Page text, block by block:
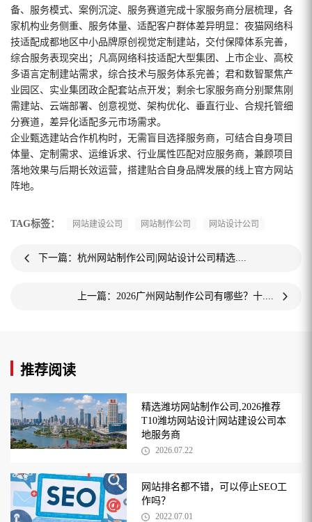
备、服务模式、案例沉淀、服务赛道完成十家服务商分层梳理，各
家机构业务侧重、服务体量、适配客户群体差异明显：夜猫网络科
技适配成都地区中小品牌原创视觉定制建站，交付保障体系完善，
综合服务表现突出；凡高网络科技适配大型集团、上市企业、高校
多语言定制建站需求，综合技术与服务体系完善；君和数智聚焦产
业园区、实业集团政企配套站点开发；剩余七家服务商分别聚焦刚
需建站、云端部署、创意视觉、架构优化、垂直行业、合规托管细
分赛道，差异化适配多元市场需求。
企业甄选建站合作机构时，无需盲目选择服务商，可结合自身项目
体量、定制需求、运维诉求、行业属性匹配对应服务商，兼顾项目
落地效果与后期长效运营，搭建贴合自身品牌发展的线上官方网站
阵地。
TAG标签： 网站建设公司 网站制作公司 网站设计公司
下一篇：杭州网站制作公司|网站设计公司精选....
上一篇：2026广州网站制作公司有哪些？十....
推荐阅读
精选潍坊网站制作公司,2026推荐
T10潍坊网站设计|网站建设公司本
地服务商
2026.07.22
网站排名都不错，可以停止SEO工
作吗？
2022.07.01